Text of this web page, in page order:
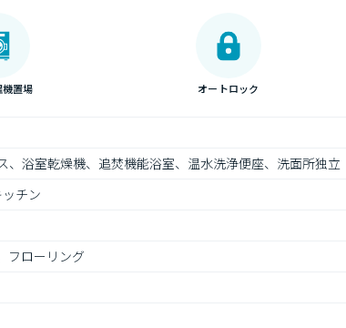
置場 オートロック
、浴室乾燥機、追焚機能浴室、温水洗浄便座、洗面所独立
チン
フローリング